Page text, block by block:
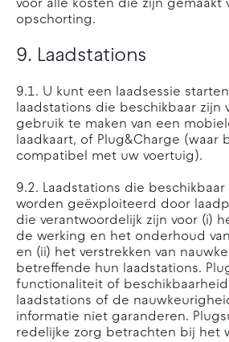
voor alle kosten die zijn gemaakt
opschorting.
9. Laadstations
9.1. U kunt een laadsessie
laadstations die beschikbaar zijn
gebruik te maken van een
laadkaart, of Plug&Charge (waar
compatibel met uw voertuig).
9.2. Laadstations die
worden geëxploiteerd door
die verantwoordelijk zijn voor (i)
de werking en het onderhoud
en (ii) het verstrekken van
betreffende hun laadstations.
functionaliteit of beschikbaarheid
laadstations of de
informatie niet garanderen.
redelijke zorg betrachten bij het